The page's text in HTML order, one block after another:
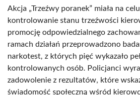
Akcja „Trzeźwy poranek” miała na
kontrolowanie stanu trzeźwości
promocję odpowiedzialnego
ramach działań przeprowadzono
narkotest, z których pięć wykazało
kontrolowanych osób. Policjanci
zadowolenie z rezultatów, które
świadomość społeczną wśród